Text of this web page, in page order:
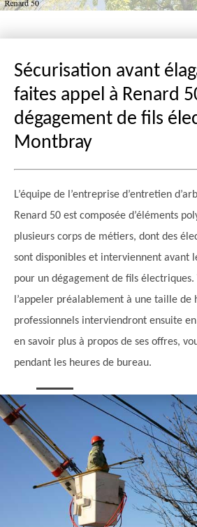
Sécurisation avant
faites appel à Renard
dégagement de fils
Montbray
L’équipe de l’entreprise d’entretien
Renard 50 est composée d’éléments
plusieurs corps de métiers, dont des
sont disponibles et interviennent avant
pour un dégagement de fils électriques.
l’appeler préalablement à une taille de
professionnels interviendront ensuite
en savoir plus à propos de ses offres,
pendant les heures de bureau.